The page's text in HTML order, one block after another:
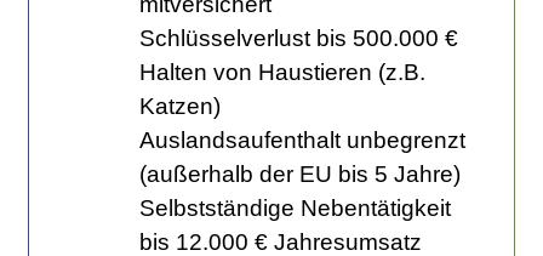
Schlüsselverlust bis 500.000 €
Halten von Haustieren (z.B.
Katzen)
Auslandsaufenthalt unbegrenzt
(außerhalb der EU bis 5 Jahre)
Selbstständige Nebentätigkeit
bis 12.000 € Jahresumsatz